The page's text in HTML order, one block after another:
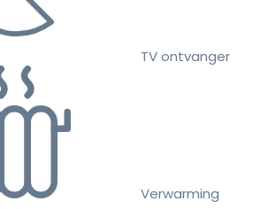
TV ontvanger
Verwarming